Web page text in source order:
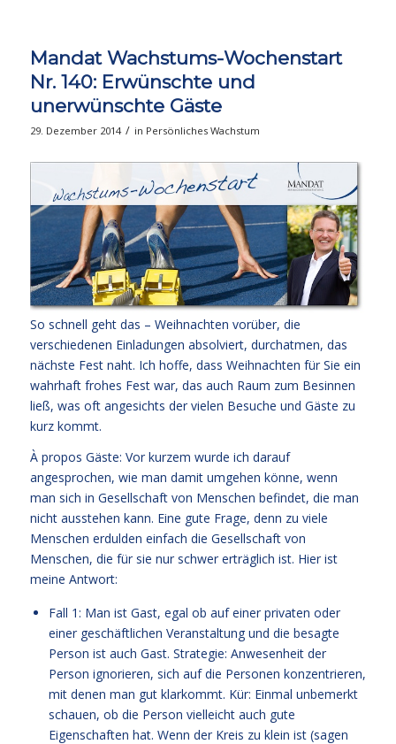
Mandat Wachstums-Wochenstart
Nr. 140: Erwünschte und
unerwünschte Gäste
29. Dezember 2014 / in Persönliches Wachstum
So schnell geht das – Weihnachten vorüber, die
verschiedenen Einladungen absolviert, durchatmen, das
nächste Fest naht. Ich hoffe, dass Weihnachten für Sie ein
wahrhaft frohes Fest war, das auch Raum zum Besinnen
ließ, was oft angesichts der vielen Besuche und Gäste zu
kurz kommt.
À propos Gäste: Vor kurzem wurde ich darauf
angesprochen, wie man damit umgehen könne, wenn
man sich in Gesellschaft von Menschen befindet, die man
nicht ausstehen kann. Eine gute Frage, denn zu viele
Menschen erdulden einfach die Gesellschaft von
Menschen, die für sie nur schwer erträglich ist. Hier ist
meine Antwort:
Fall 1: Man ist Gast, egal ob auf einer privaten oder
einer geschäftlichen Veranstaltung und die besagte
Person ist auch Gast. Strategie: Anwesenheit der
Person ignorieren, sich auf die Personen konzentrieren,
mit denen man gut klarkommt. Kür: Einmal unbemerkt
schauen, ob die Person vielleicht auch gute
Eigenschaften hat. Wenn der Kreis zu klein ist (sagen